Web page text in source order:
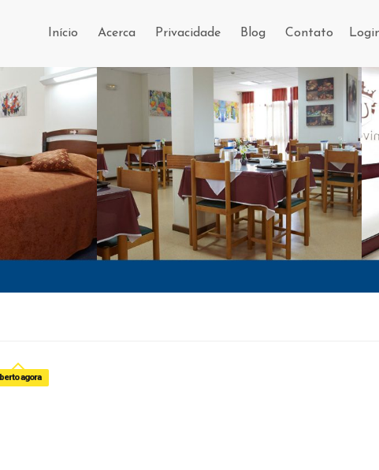
Início Acerca Privacidade Blog Contato
agora